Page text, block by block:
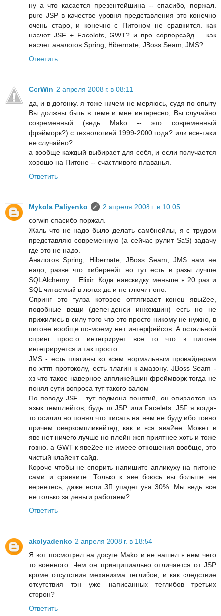
ну а что касается презентейшина -- спасибо, поржал.
pure JSP в качестве уровня представления это конечно
очень старо, и конечно с Питоном не сравнится. как
насчет JSF + Facelets, GWT? и про серверсайд -- как
насчет аналогов Spring, Hibernate, JBoss Seam, JMS?
Ответить
CorWin 2 апреля 2008 г. в 08:11
да, и в догонку. я тоже ничем не меряюсь, судя по опыту
Вы должны быть в теме и мне интересно, Вы случайно
современный (ведь Mako -- это современный
фрэйморк?) с технологией 1999-2000 года? или все-таки
не случайно?
а вообще каждый выбирает для себя, и если получается
хорошо на Питоне -- счастливого плаванья.
Ответить
Mykola Paliyenko
2 апреля 2008 г. в 10:05
corwin спасибо поржал.
Жаль что не надо было делать самбнейлы, я с трудом
представляю современную (а сейчас рулит SaS) задачу
где это не надо.
Аналогов Spring, Hibernate, JBoss Seam, JMS нам не
надо, разве что хибернейт но тут есть в разы лучше
SQLAlchemy + Elixir. Кода навскидку меньше в 20 раз и
SQL читаемый в логах да и не глючит оно.
Спринг это тулза которое оттягивает конец явы2ее,
подобные вещи (депенденси инжекшин) есть но не
прижились в силу того что это просто никому не нужно, в
питоне вообще по-моему нет интерфейсов. А остальной
спринг просто интегрирует все то что в питоне
интегрируется и так просто.
JMS - есть плагины ко всем нормальным провайдерам
по хттп протоколу, есть плагин к амазону. JBoss Seam -
хз что такое наверное аппликейшин фреймворк тогда не
понял сути вопроса тут такого валом
По поводу JSF - тут подмена понятий, он опирается на
язык темплейтов, будь то JSP или Facelets. JSF я когда-
то осилил но понял что писать на нем не буду ибо говно
причем оверкомпликейтед, как и вся ява2ее. Может в
яве нет ничего лучше но плейн жсп приятнее хоть и тоже
говно. а GWT к яве2ее не имеее отношения вообще, это
чистый клайент сайд.
Короче чтобы не спорить напишите апликуху на питоне
сами и сравните. Только к яве боюсь вы больше не
вернетесь, даже если ЗП упадет уна 30%. Мы ведь все
не только за деньги работаем?
Ответить
akolyadenko 2 апреля 2008 г. в 18:54
Я вот посмотрел на досуге Mako и не нашел в нем чего
то военного. Чем он принципиально отличается от JSP
кроме отсутствия механизма теглибов, и как следствие
отсутствия тон уже написанных теглибов третьих
сторон?
Ответить